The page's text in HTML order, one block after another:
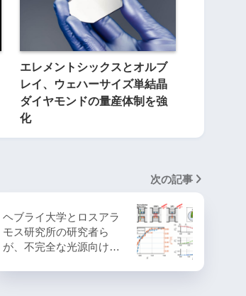
エレメントシックスとオルブ
レイ、ウェハーサイズ単結晶
ダイヤモンドの量産体制を強
化
次の記事
ヘブライ大学とロスアラ
モス研究所の研究者ら
が、不完全な光源向け…